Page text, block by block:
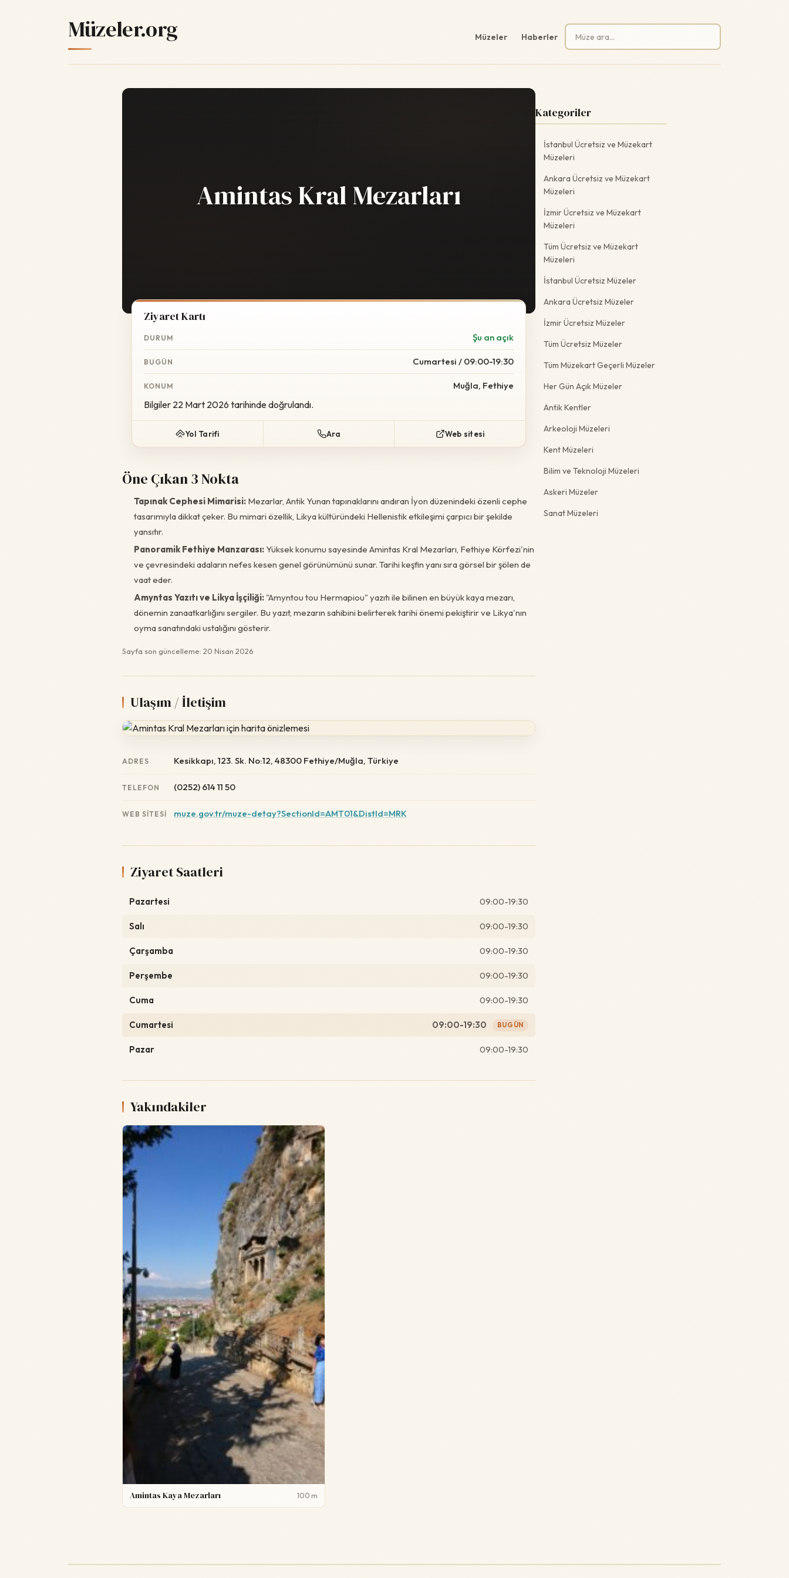
Müzeler.org Müzeler Haberler
Arama:
Amintas Kral Mezarları
Ziyaret Kartı
DURUM Şu an açık
BUGÜN Cumartesi / 09:00-19:30
KONUM Muğla, Fethiye
Bilgiler 22 Mart 2026 tarihinde doğrulandı.
Yol Tarifi Ara Web sitesi
Öne Çıkan 3 Nokta
Tapınak Cephesi Mimarisi: Mezarlar, Antik Yunan tapınaklarını andıran İyon düzenindeki özenli cephe
tasarımıyla dikkat çeker. Bu mimari özellik, Likya kültüründeki Hellenistik etkileşimi çarpıcı bir şekilde
yansıtır.
Panoramik Fethiye Manzarası: Yüksek konumu sayesinde Amintas Kral Mezarları, Fethiye Körfezi'nin
ve çevresindeki adaların nefes kesen genel görünümünü sunar. Tarihi keşfin yanı sıra görsel bir şölen de
vaat eder.
Amyntas Yazıtı ve Likya İşçiliği: "Amyntou tou Hermapiou" yazıtı ile bilinen en büyük kaya mezarı,
dönemin zanaatkarlığını sergiler. Bu yazıt, mezarın sahibini belirterek tarihi önemi pekiştirir ve Likya'nın
oyma sanatındaki ustalığını gösterir.
Sayfa son güncelleme: 20 Nisan 2026
Ulaşım / İletişim
ADRES Kesikkapı, 123. Sk. No:12, 48300 Fethiye/Muğla, Türkiye
TELEFON (0252) 614 11 50
WEB SITESI muze.gov.tr/muze-detay?SectionId=AMT01&DistId=MRK
Ziyaret Saatleri
Pazartesi 09:00-19:30
Salı 09:00-19:30
Çarşamba 09:00-19:30
Perşembe 09:00-19:30
Cuma 09:00-19:30
Cumartesi 09:00-19:30 BUGÜN
Pazar 09:00-19:30
Yakındakiler
Amintas Kaya Mezarları 100 m
Kategoriler
İstanbul Ücretsiz ve Müzekart
Müzeleri
Ankara Ücretsiz ve Müzekart
Müzeleri
İzmir Ücretsiz ve Müzekart
Müzeleri
Tüm Ücretsiz ve Müzekart
Müzeleri
İstanbul Ücretsiz Müzeler
Ankara Ücretsiz Müzeler
İzmir Ücretsiz Müzeler
Tüm Ücretsiz Müzeler
Tüm Müzekart Geçerli Müzeler
Her Gün Açık Müzeler
Antik Kentler
Arkeoloji Müzeleri
Kent Müzeleri
Bilim ve Teknoloji Müzeleri
Askeri Müzeler
Sanat Müzeleri